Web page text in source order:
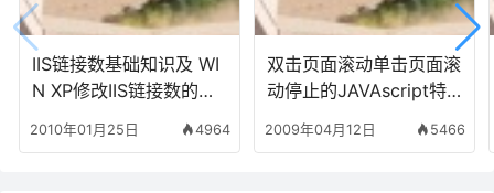
IIS链接数基础知识及 WI
N XP修改IIS链接数的方
2010年01月25日 4964
双击页面滚动单击页面滚
动停止的JAVAscript特
2009年04月12日 5466